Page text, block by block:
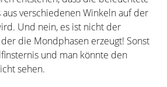
verschiedenen Winkeln auf der
Und nein, es ist nicht der
die Mondphasen erzeugt! Sonst
und man könnte den
sehen.